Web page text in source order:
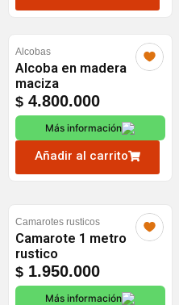
Alcobas
Alcoba en madera
maciza
$ 4.800.000
Más información
Añadir al carrito
Camarotes rusticos
Camarote 1 metro
rustico
$ 1.950.000
Más información